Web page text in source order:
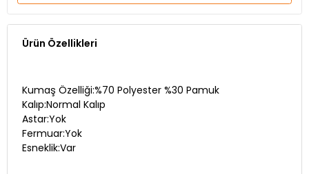
Ürün Özellikleri
Kumaş Özelliği:%70 Polyester %30 Pamuk
Kalıp:Normal Kalıp
Astar:Yok
Fermuar:Yok
Esneklik:Var